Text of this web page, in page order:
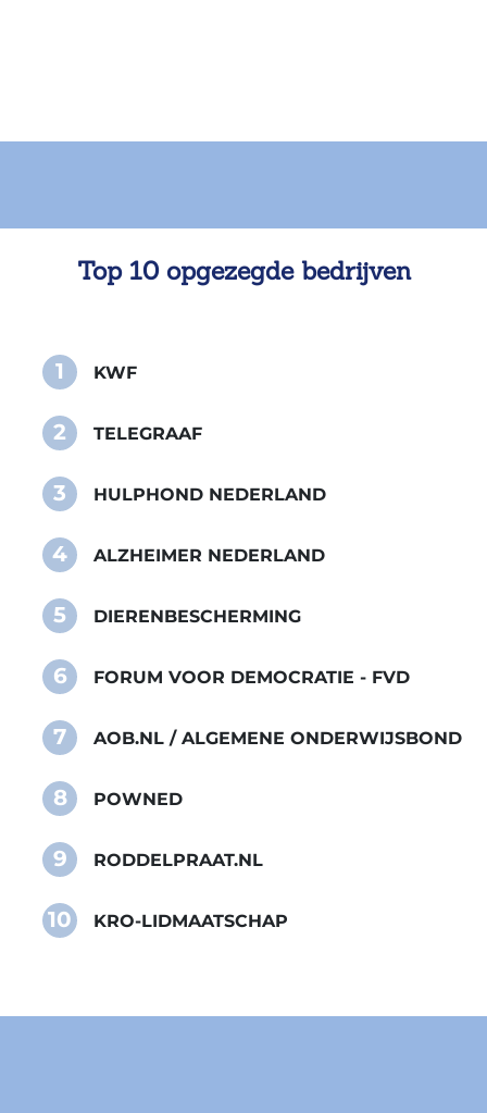
Top 10 opgezegde bedrijven
1 KWF
2 TELEGRAAF
3 HULPHOND NEDERLAND
4 ALZHEIMER NEDERLAND
5 DIERENBESCHERMING
6 FORUM VOOR DEMOCRATIE - FVD
7 AOB.NL / ALGEMENE ONDERWIJSBOND
8 POWNED
9 RODDELPRAAT.NL
10 KRO-LIDMAATSCHAP